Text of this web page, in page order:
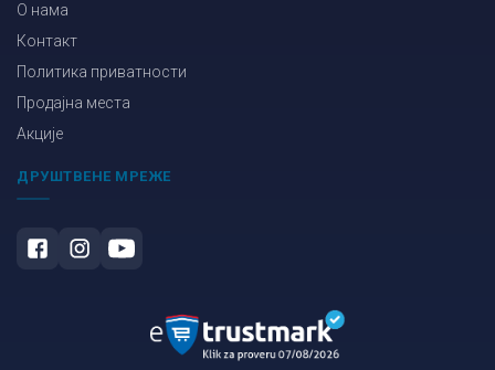
О нама
Контакт
Политика приватности
Продајна места
Акције
ДРУШТВЕНЕ МРЕЖЕ